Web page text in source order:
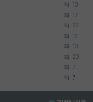
10
17
22
12
10
20
7
7